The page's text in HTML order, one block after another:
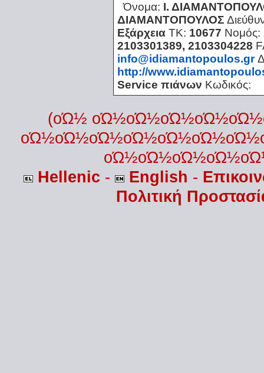
Όνομα: Ι.
ΔΙΑΜΑΝΤΟΠΟΥΛΟΣ
Εξάρχεια ΤΚ: 10677 Νομός:
2103301389, 2103304228
info@idiamantopoulos.gr
http://
Service πιάνων Κωδικός:
(οΏ½
Hellenic - English -
Πολιτική